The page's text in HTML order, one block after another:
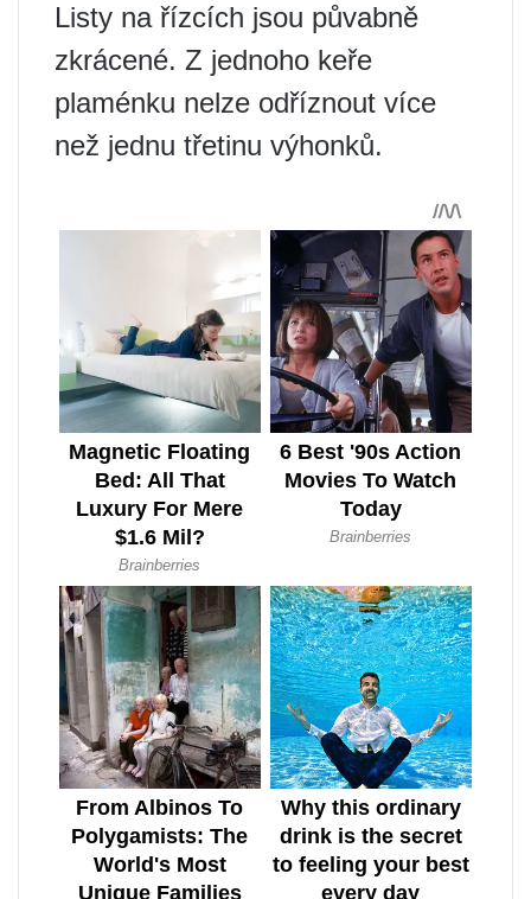
Listy na řízcích jsou půvabně
zkrácené. Z jednoho keře
plaménku nelze odříznout více
než jednu třetinu výhonků.